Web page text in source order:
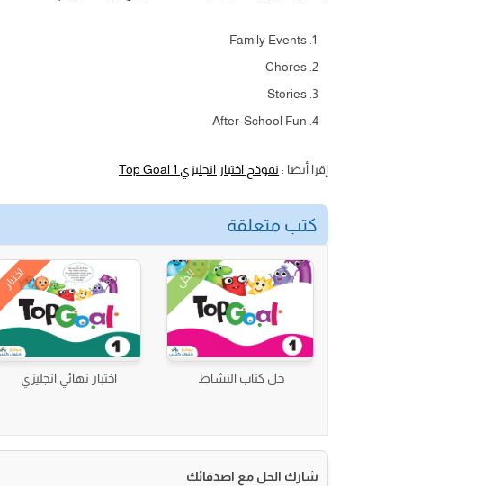
Family Events
Chores
Stories
After-School Fun
إقرا أيضا : نموذج اختبار انجليزي Top Goal 1
كتب متعلقة
الحل
حل كتاب النشاط
اختبار
اختبار نهائي انجليزي
شارك الحل مع اصدقائك